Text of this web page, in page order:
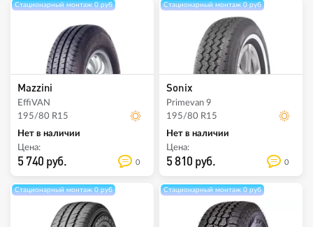
Стационарный монтаж 0 руб
Mazzini
EffiVAN
195/80 R15
Нет в наличии
Цена:
5 740 руб. 0
Стационарный монтаж 0 руб
Sonix
Primevan 9
195/80 R15
Нет в наличии
Цена:
5 810 руб. 0
Стационарный монтаж 0 руб Стационарный монтаж 0 руб